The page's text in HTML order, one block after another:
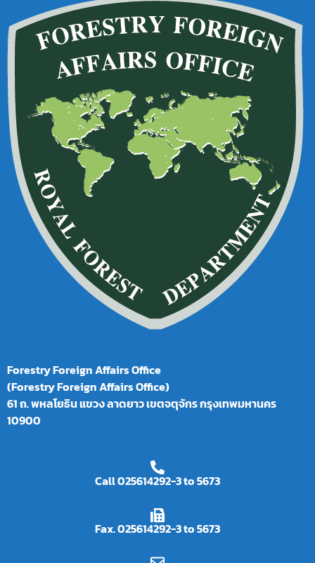
Forestry Foreign Affairs Office
(Forestry Foreign Affairs Office)
61 ถ. พหลโยธิน แขวง ลาดยาว เขตจตุจักร กรุงเทพมหานคร
10900
Call 025614292-3 to 5673
Fax. 025614292-3 to 5673